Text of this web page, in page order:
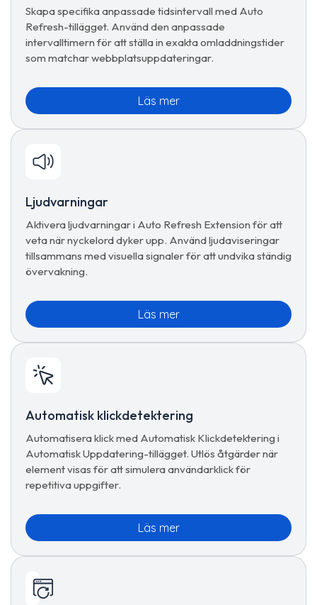
Skapa specifika anpassade tidsintervall med Auto
Refresh-tillägget. Använd den anpassade
intervalltimern för att ställa in exakta omladdningstider
som matchar webbplatsuppdateringar.
Läs mer
Ljudvarningar
Aktivera ljudvarningar i Auto Refresh Extension för att
veta när nyckelord dyker upp. Använd ljudaviseringar
tillsammans med visuella signaler för att undvika ständig
övervakning.
Läs mer
Automatisk klickdetektering
Automatisera klick med Automatisk Klickdetektering i
Automatisk Uppdatering-tillägget. Utlös åtgärder när
element visas för att simulera användarklick för
repetitiva uppgifter.
Läs mer